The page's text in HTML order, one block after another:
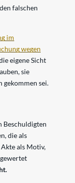
falschen
im
wegen
eigene Sicht
sie
gekommen sei.
Beschuldigten
die als
als Motiv,